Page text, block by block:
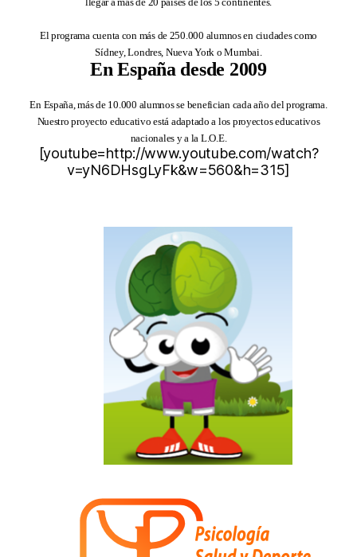
El programa cuenta con más de 250.000 alumnos en ciudades como
Sídney, Londres, Nueva York o Mumbai.
En España desde 2009
En España, más de 10.000 alumnos se benefician cada año del programa.
Nuestro proyecto educativo está adaptado a los proyectos educativos
nacionales y a la L.O.E.
[youtube=http://www.youtube.com/watch?
v=yN6DHsgLyFk&w=560&h=315]